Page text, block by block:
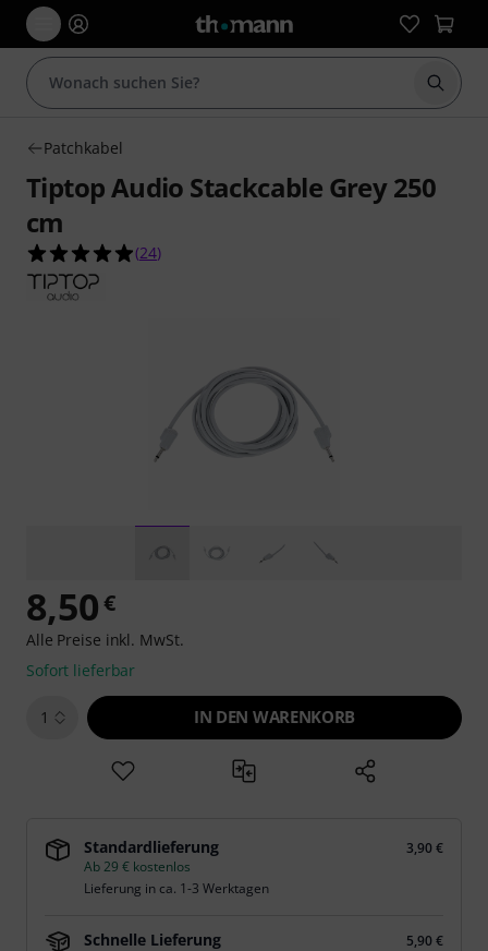
Suche
Patchkabel
Tiptop Audio Stackcable Grey 250
cm
4.9 von 5 Sternen aus 24 Kundenbewertungen
(24)
8,50€
Alle Preise inkl. MwSt.
Sofort lieferbar
1 IN DEN WARENKORB
Standardlieferung
3,90 €
Ab 29 € kostenlos
Lieferung in ca. 1-3 Werktagen
Schnelle Lieferung
5,90 €